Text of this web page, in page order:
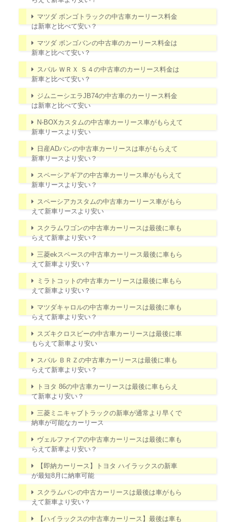
マツダ ボンゴトラックの中古車カーリース料金
は新車と比べて安い？
マツダ ボンゴバンの中古車のカーリース料金は
新車と比べて安い？
スバル ＷＲＸ Ｓ４の中古車のカーリース料金は
新車と比べて安い？
ジムニーシエラJB74の中古車のカーリース料金
は新車と比べて安い
N-BOXカスタムの中古車カーリース車がもらえて
新車リースより安い
日産ADバンの中古車カーリースは車がもらえて
新車リースより安い？
スペーシアギアの中古車カーリース車がもらえて
新車リースより安い？
スペーシアカスタムの中古車カーリース車がもら
えて新車リースより安い
スクラムワゴンの中古車カーリースは最後に車も
らえて新車より安い？
三菱ekスペースの中古車カーリース最後に車もら
えて新車より安い？
ミラトコットの中古車カーリースは最後に車もら
えて新車より安い？
マツダキャロルの中古車カーリースは最後に車も
らえて新車より安い？
スズキクロスビーの中古車カーリースは最後に車
もらえて新車より安い
スバル ＢＲＺの中古車カーリースは最後に車も
らえて新車より安い？
トヨタ 86の中古車カーリースは最後に車もらえ
て新車より安い？
三菱ミニキャブトラックの新車が通常より早くで
納車が可能なカーリース
ヴェルファイアの中古車カーリースは最後に車も
らえて新車より安い？
【即納カーリース】トヨタ ハイラックスの新車
が最短8月に納車可能
スクラムバンの中古カーリースは最後は車がもら
えて新車より安い？
【ハイラックスの中古車カーリース】最後は車も